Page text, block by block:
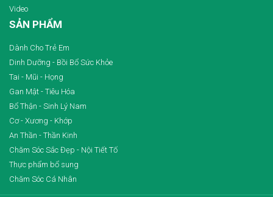
Video
SẢN PHẨM
Dành Cho Trẻ Em
Dinh Dưỡng - Bồi Bổ Sức Khỏe
Tai - Mũi - Họng
Gan Mật - Tiêu Hóa
Bổ Thận - Sinh Lý Nam
Cơ - Xương - Khớp
An Thần - Thần Kinh
Chăm Sóc Sắc Đẹp - Nội Tiết Tố
Thực phẩm bổ sung
Chăm Sóc Cá Nhân